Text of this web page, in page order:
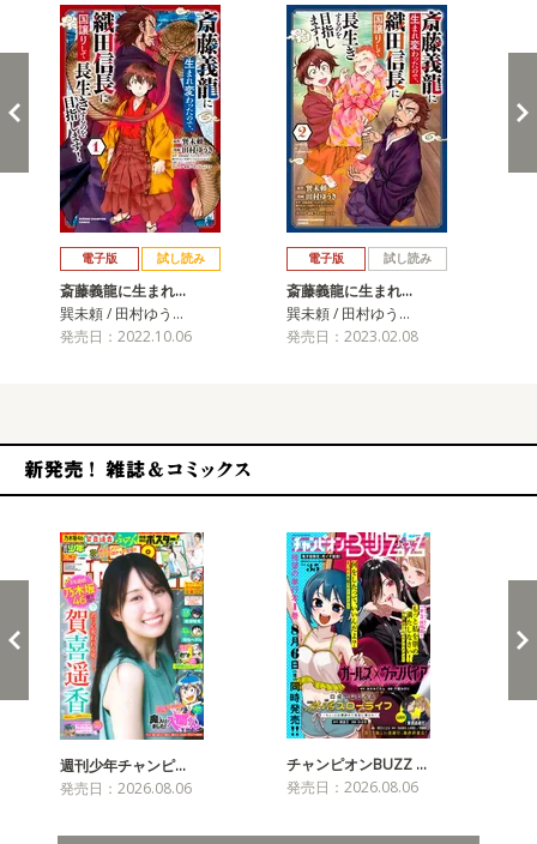
電子版 試し読み
斎藤義龍に生まれ…
巽未頼 / 田村ゆう…
発売日：2022.10.06
電子版 試し読み
斎藤義龍に生まれ…
巽未頼 / 田村ゆう…
発売日：2023.02.08
週刊少年チャンピ…
発売日：2026.08.06
チャンピオンBUZZ …
発売日：2026.08.06